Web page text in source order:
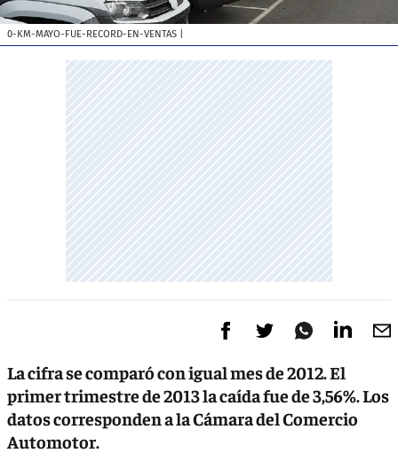
0-KM-MAYO-FUE-RECORD-EN-VENTAS
La cifra se comparó con igual mes de 2012. El
primer trimestre de 2013 la caída fue de 3,56%. Los
datos corresponden a la Cámara del Comercio
Automotor.